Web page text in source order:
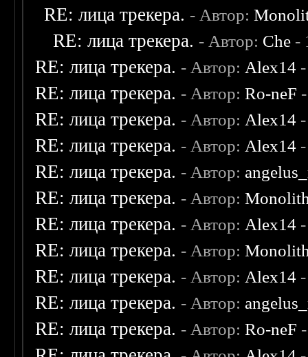
RE: лица трекера. - Автор:
RE: лица трекера. - Автор: Che -
RE: лица трекера. - Автор: Alex14
RE: лица трекера. - Автор:Ro-neF
RE: лица трекера. - Автор: Alex14
RE: лица трекера. - Автор: Alex14
RE: лица трекера. - Автор:
RE: лица трекера. - Автор:
RE: лица трекера. - Автор: Alex14
RE: лица трекера. - Автор:
RE: лица трекера. - Автор: Alex14
RE: лица трекера. - Автор:
RE: лица трекера. - Автор:Ro-neF